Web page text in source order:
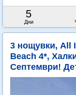
5
Дни
3 нощувки, All
Beach 4*,
Септември!